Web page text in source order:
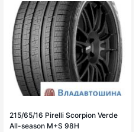
215/65/16 Pirelli Scorpion Verde
All-season M+S 98H